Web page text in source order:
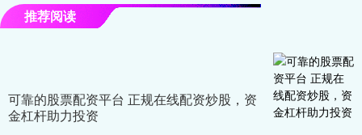
推荐阅读
可靠的股票配资平台 正规在线配资炒股，资
金杠杆助力投资